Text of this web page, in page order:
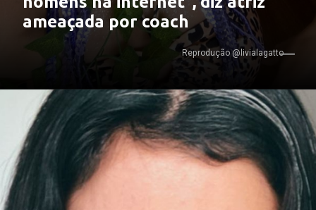
Reprodução @livialagatto
ameaçada por coach